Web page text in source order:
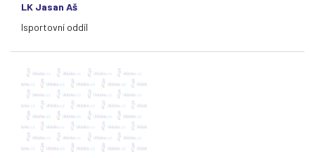
LK Jasan Aš
lsportovní oddíl